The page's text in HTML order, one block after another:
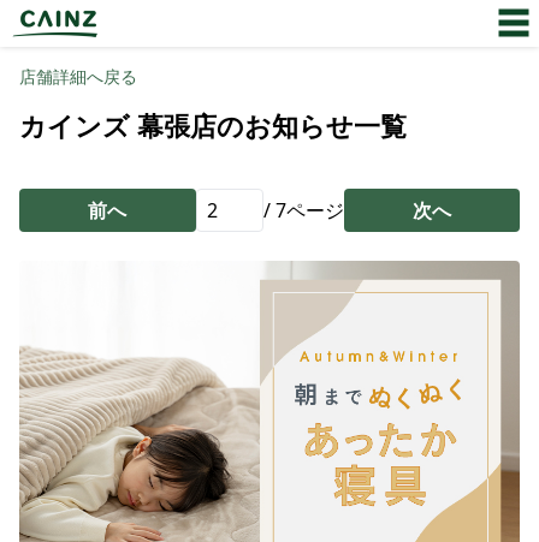
店舗詳細へ戻る
カインズ 幕張店のお知らせ一覧
前へ /7ページ 次へ